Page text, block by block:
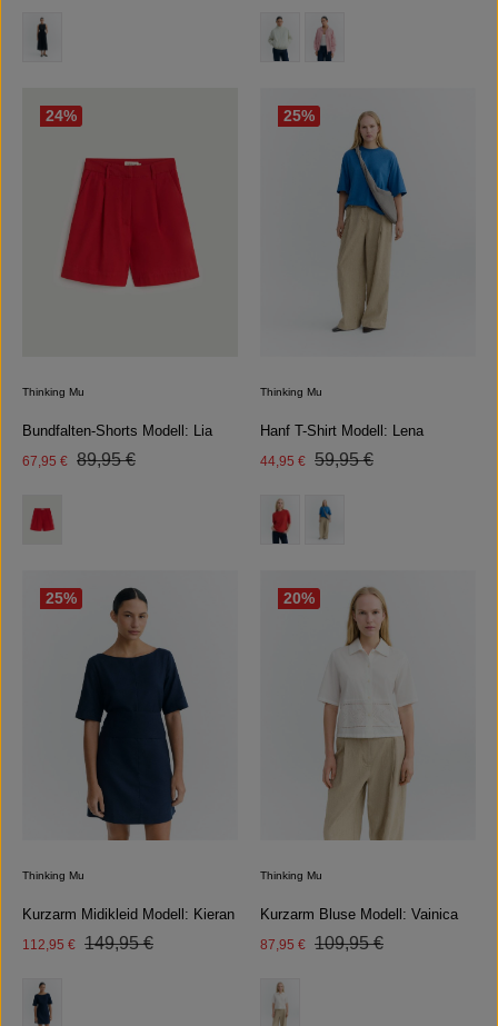
Farbe Farbe auswählen
(Diese Option ist zurzeit nicht
24%
Thinking Mu
Bundfalten-Shorts Modell: Lia
Verkaufspreis:
67,95 € Regulärer Preis:
89,95 €
Farbe
25%
Thinking Mu
Hanf T-Shirt Modell: Lena
Verkaufspreis:
44,95 € Regulärer Preis:
59,95 €
Farbe auswählen
(Diese Option ist zurzeit nicht
25%
Thinking Mu
Kurzarm Midikleid Modell: Kieran
Verkaufspreis:
112,95 € Regulärer Preis:
149,95 €
Farbe
20%
Thinking Mu
Kurzarm Bluse Modell: Vainica
Verkaufspreis:
87,95 € Regulärer Preis:
109,95 €
Farbe